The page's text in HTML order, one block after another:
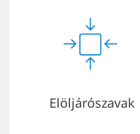
Elöljárószavak